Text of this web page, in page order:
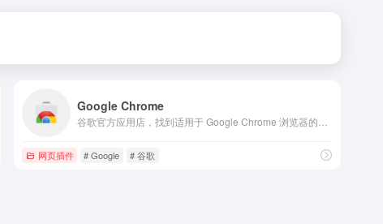
Google Chrome
网页插件 # Google # 谷歌